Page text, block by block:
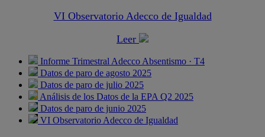
VI Observatorio Adecco de Igualdad
Leer
Informe Trimestral Adecco Absentismo · T4
Datos de paro de agosto 2025
Datos de paro de julio 2025
Análisis de los Datos de la EPA Q2 2025
Datos de paro de junio 2025
VI Observatorio Adecco de Igualdad